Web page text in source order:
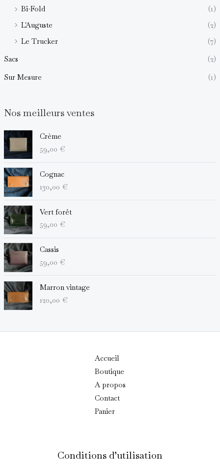
Bi-Fold
(1)
L'Auguste
(2)
Le Trucker
(7)
Sacs
(2)
Sur Mesure
(1)
Nos meilleurs ventes
Crème
59,00 €
Cognac
130,00 €
Vert forêt
59,00 €
Cassis
59,00 €
Marron vintage
120,00 €
Accueil
Boutique
A propos
Contact
Panier
Conditions d’utilisation